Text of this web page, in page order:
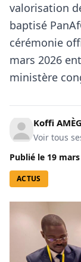
valorisation
baptisé
cérémonie
mars 2026
ministère
Koffi
Voir tous
Publié le 19
ACTUS